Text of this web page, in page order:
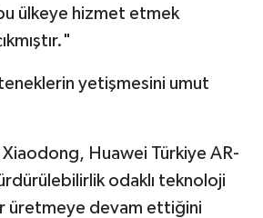
ülkeye hizmet etmek
yetişmesini umut
Huawei Türkiye AR-
odaklı teknoloji
üretmeye devam ettiğini